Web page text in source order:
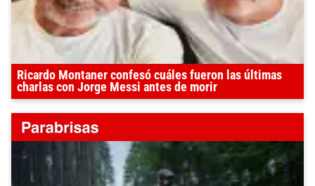
Ricardo Montaner confesó cuáles fueron las últimas
charlas con Jorge Messi antes de morir